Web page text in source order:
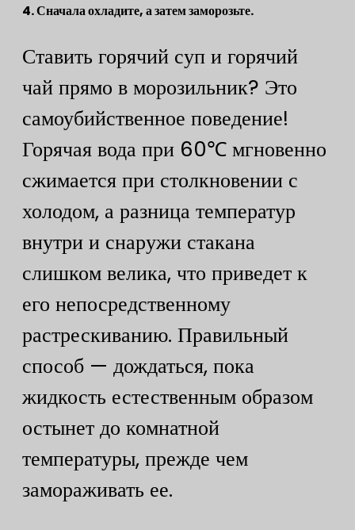
4. Сначала охладите, а затем заморозьте.
Ставить горячий суп и горячий
чай прямо в морозильник? Это
самоубийственное поведение!
Горячая вода при 60℃ мгновенно
сжимается при столкновении с
холодом, а разница температур
внутри и снаружи стакана
слишком велика, что приведет к
его непосредственному
растрескиванию. Правильный
способ — дождаться, пока
жидкость естественным образом
остынет до комнатной
температуры, прежде чем
замораживать ее.